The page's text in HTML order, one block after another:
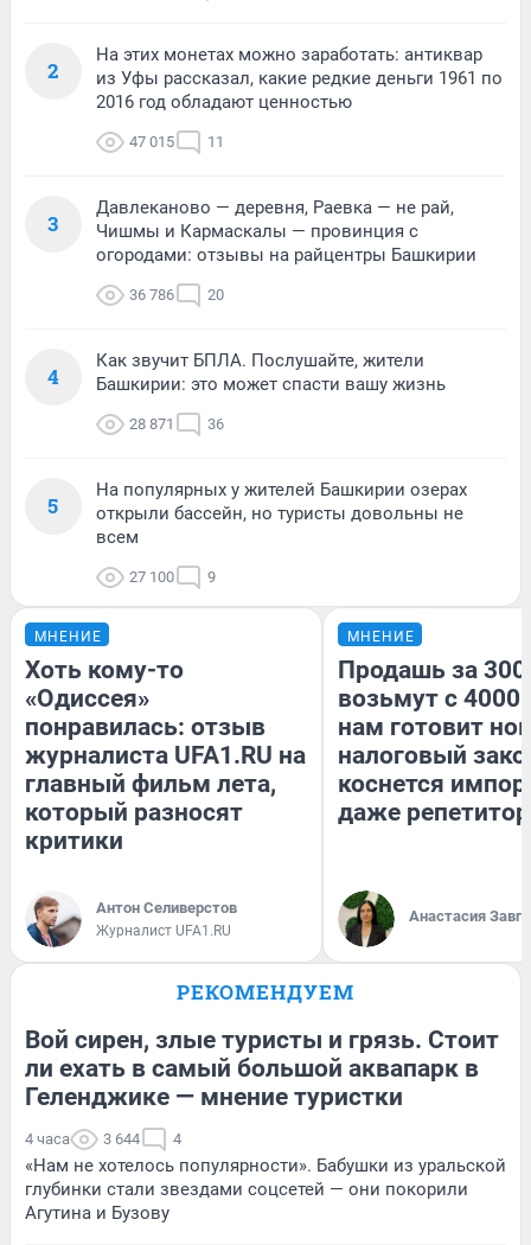
2
На этих монетах можно заработать: антиквар
из Уфы рассказал, какие редкие деньги 1961 по
2016 год обладают ценностью
47 015 11
3
Давлеканово — деревня, Раевка — не рай,
Чишмы и Кармаскалы — провинция с
огородами: отзывы на райцентры Башкирии
36 786 20
4
Как звучит БПЛА. Послушайте, жители
Башкирии: это может спасти вашу жизнь
28 871 36
5
На популярных у жителей Башкирии озерах
открыли бассейн, но туристы довольны не
всем
27 100 9
МНЕНИЕ
Хоть кому-то
«Одиссея»
понравилась: отзыв
журналиста UFA1.RU на
главный фильм лета,
который разносят
критики
Антон Селиверстов
Журналист UFA1.RU
МНЕНИЕ
Продашь за
возьмут с
нам готовит
налоговый
коснется
даже
Анастасия
РЕКОМЕНДУЕМ
Вой сирен, злые туристы и грязь. Стоит
ли ехать в самый большой аквапарк в
Геленджике — мнение туристки
4 часа 3 644 4
«Нам не хотелось популярности». Бабушки из уральской
глубинки стали звездами соцсетей — они покорили
Агутина и Бузову